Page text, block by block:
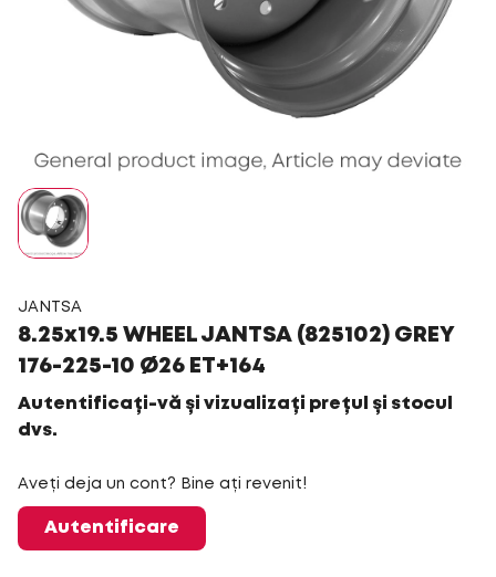
JANTSA
8.25x19.5 WHEEL JANTSA (825102) GREY
176-225-10 Ø26 ET+164
Autentificați-vă și vizualizați prețul și stocul
dvs.
Aveți deja un cont? Bine ați revenit!
Autentificare